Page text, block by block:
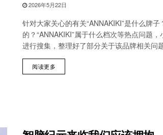
2026年5月22日
针对大家关心的有关“ANNAKIKI”是什么牌子
的？“ANNAKIKI”属于什么档次等热点问题
进行搜集，整理好了部分关于该品牌相关问
阅读更多